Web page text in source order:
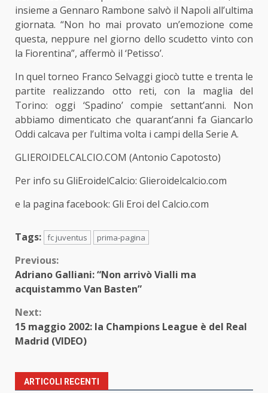
insieme a Gennaro Rambone salvò il Napoli all’ultima
giornata. “Non ho mai provato un’emozione come
questa, neppure nel giorno dello scudetto vinto con
la Fiorentina”, affermò il ‘Petisso’.
In quel torneo Franco Selvaggi giocò tutte e trenta le
partite realizzando otto reti, con la maglia del
Torino: oggi ‘Spadino’ compie settant’anni. Non
abbiamo dimenticato che quarant’anni fa Giancarlo
Oddi calcava per l’ultima volta i campi della Serie A.
GLIEROIDELCALCIO.COM (Antonio Capotosto)
Per info su GliEroidelCalcio: Glieroidelcalcio.com
e la pagina facebook: Gli Eroi del Calcio.com
Tags: fc juventus prima-pagina
Continue
Reading
Previous:
Adriano Galliani: “Non arrivò Vialli ma
acquistammo Van Basten”
Next:
15 maggio 2002: la Champions League è del Real
Madrid (VIDEO)
ARTICOLI RECENTI